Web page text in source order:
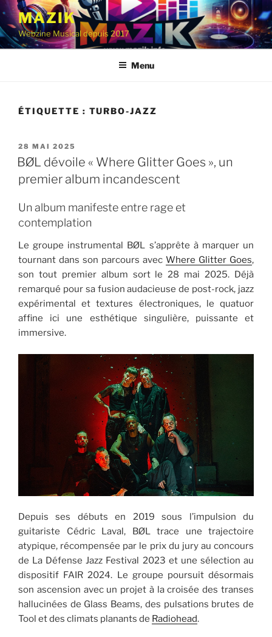
Aller
contenu
principal
MAZIK
Webzine Musical depuis 2017
Menu
ÉTIQUETTE : TURBO-JAZZ
PUBLIÉ
LE
28 MAI 2025
BØL dévoile « Where Glitter Goes », un
premier album incandescent
Un album manifeste entre rage et
contemplation
Le groupe instrumental BØL s’apprête à marquer un
tournant dans son parcours avec Where Glitter Goes,
son tout premier album sort le 28 mai 2025. Déjà
remarqué pour sa fusion audacieuse de post-rock, jazz
expérimental et textures électroniques, le quatuor
affine ici une esthétique singulière, puissante et
immersive.
Depuis ses débuts en 2019 sous l’impulsion du
guitariste Cédric Laval, BØL trace une trajectoire
atypique, récompensée par le prix du jury au concours
de La Défense Jazz Festival 2023 et une sélection au
dispositif FAIR 2024. Le groupe poursuit désormais
son ascension avec un projet à la croisée des transes
hallucinées de Glass Beams, des pulsations brutes de
Tool et des climats planants de Radiohead.